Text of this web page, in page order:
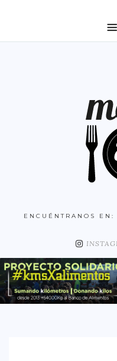
COMUNIDAD DE
DISTRITO
DISTRITO
DISTRITO CHAMBERÍ
DISTRITO HORTALEZA
ENCUÉNTRANOS EN: